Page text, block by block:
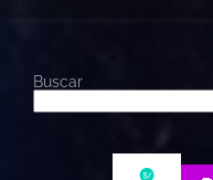
Buscar